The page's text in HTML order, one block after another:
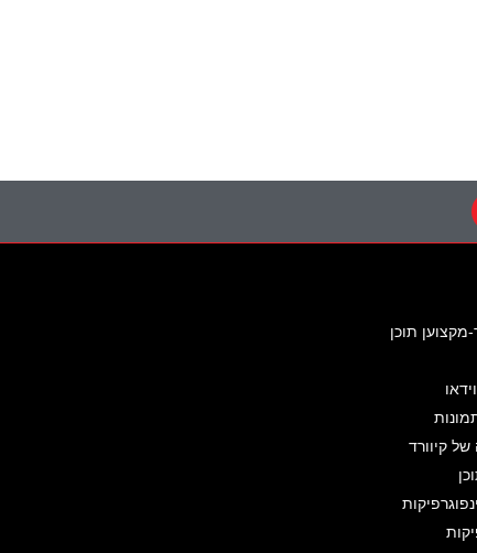
מקצוען תוכן
קיוורד